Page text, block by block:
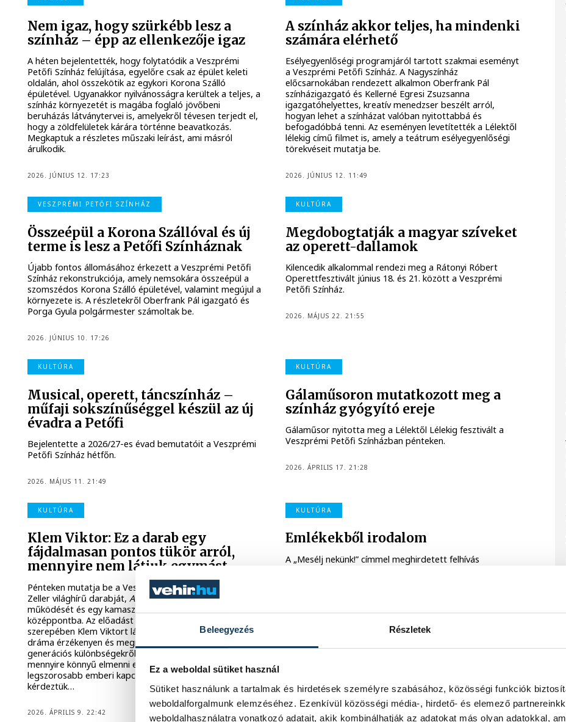
Beleegyezés Részletek
Ez a weboldal sütiket használ
Sütiket használunk a tartalmak és hirdetések személyre szabásához, közösségi funkciók
weboldalforgalmunk elemzéséhez. Ezenkívül közösségi média-, hirdető- és elemező
weboldalhasználatra vonatkozó adatait, akik kombinálhatják az adatokat más olyan adatokkal,
Nem igaz, hogy szürkébb lesz a
színház – épp az ellenkezője igaz
A héten bejelentették, hogy folytatódik a Veszprémi
Petőfi Színház felújítása, egyelőre csak az épület keleti
oldalán, ahol összekötik az egykori Korona Szálló
épületével. Ugyanakkor nyilvánosságra kerültek a teljes, a
színház környezetét is magába foglaló jövőbeni
beruházás látványtervei is, amelyekről tévesen terjedt el,
hogy a zöldfelületek kárára történne beavatkozás.
Megkaptuk a részletes műszaki leírást, ami másról
árulkodik.
2026. JÚNIUS 12. 17:23
A színház akkor teljes, ha mindenki
számára elérhető
Esélyegyenlőségi programjáról tartott szakmai eseményt
a Veszprémi Petőfi Színház. A Nagyszínház
előcsarnokában rendezett alkalmon Oberfrank Pál
színházigazgató és Kellerné Egresi Zsuzsanna
igazgatóhelyettes, kreatív menedzser beszélt arról,
hogyan lehet a színházat valóban nyitottabbá és
befogadóbbá tenni. Az eseményen levetítették a Lélektől
lélekig című filmet is, amely a teátrum esélyegyenlőségi
törekvéseit mutatja be.
2026. JÚNIUS 12. 11:49
VESZPRÉMI PETŐFI SZÍNHÁZ
Összeépül a Korona Szállóval és új
terme is lesz a Petőfi Színháznak
Újabb fontos állomásához érkezett a Veszprémi Petőfi
Színház rekonstrukciója, amely nemsokára összeépül a
szomszédos Korona Szálló épületével, valamint megújul a
környezete is. A részletekről Oberfrank Pál igazgató és
Porga Gyula polgármester számoltak be.
2026. JÚNIUS 10. 17:26
KULTÚRA
Megdobogtatják a magyar szíveket
az operett-dallamok
Kilencedik alkalommal rendezi meg a Rátonyi Róbert
Operettfesztivált június 18. és 21. között a Veszprémi
Petőfi Színház.
2026. MÁJUS 22. 21:55
KULTÚRA
Musical, operett, táncszínház –
műfaji sokszínűséggel készül az új
évadra a Petőfi
Bejelentette a 2026/27-es évad bemutatóit a Veszprémi
Petőfi Színház hétfőn.
2026. MÁJUS 11. 21:49
KULTÚRA
Gálaműsoron mutatkozott meg a
színház gyógyító ereje
Gálaműsor nyitotta meg a Lélektől Lélekig fesztivált a
Veszprémi Petőfi Színházban pénteken.
2026. ÁPRILIS 17. 21:28
KULTÚRA
Klem Viktor: Ez a darab egy
fájdalmasan pontos tükör arról,
mennyire nem látjuk egymást
Pénteken mutatja be a Veszprémi Petőfi Színház Florian
Zeller világhírű darabját,A fiú t, amely egy család furcsa
működését és egy kamasz fiú lelki válságát állítja a
középpontba. Az előadást Józan László rendezi, Pierre
szerepében Klem Viktort láthatjuk. A kortárs családi
dráma érzékenyen és megrendítő pontossággal beszél
generációs különbségekről, szülői felelősségről és arról,
mennyire könnyű elmenni egymás mellett – még a
legszorosabb emberi kapcsolatokban is. Klem Viktort
kérdeztük…
2026. ÁPRILIS 9. 22:42
KULTÚRA
Emlékekből irodalom
A „Mesélj nekünk!” címmel meghirdetett felhívás
pályaművekből szerdán tartottak megható felolvasóestet
a Veszprémi Petőfi Színházban. Itt viszont nem ért véget
a projekt, a tervek szerint kiadvány és hangoskönyv is
készül majd a történetekből.